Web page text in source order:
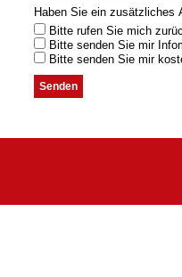
Haben Sie ein zusätzliches
Bitte rufen Sie mich
Bitte senden Sie mir
Bitte senden Sie mir